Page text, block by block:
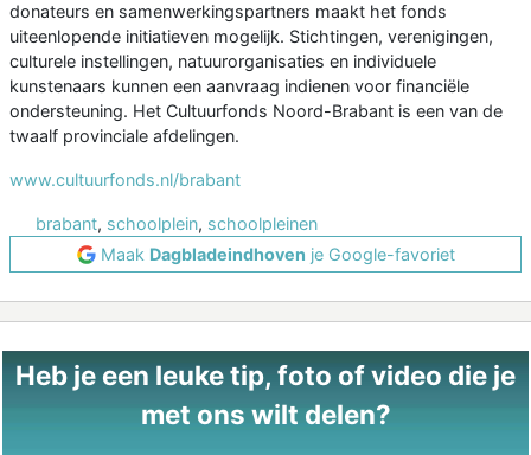
donateurs en samenwerkingspartners maakt het fonds
uiteenlopende initiatieven mogelijk. Stichtingen, verenigingen,
culturele instellingen, natuurorganisaties en individuele
kunstenaars kunnen een aanvraag indienen voor financiële
ondersteuning. Het Cultuurfonds Noord-Brabant is een van de
twaalf provinciale afdelingen.
www.cultuurfonds.nl/brabant
brabant, schoolplein, schoolpleinen
Maak Dagbladeindhoven je Google-favoriet
Heb je een leuke tip, foto of video die je
met ons wilt delen?